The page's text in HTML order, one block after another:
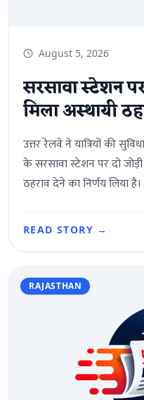
August 5, 2026
सरसावा स्टेशन
मिला अस्थायी
उत्तर रेलवे ने यात्रियों की
के सरसावा स्टेशन पर दो
ठहराव देने का निर्णय लिया
अमित सुदर्शन ने बताया कि
शाम 4:22 बजे पहुंचेगी और
श्रीगंगानगर–ऋषिकेश
पहुंचेगी तथा 11:40 बजे
ऋषिकेश–बाड़मेर एक्सप्रेस
बजे सरसावा पहुंचेगी और
बाड़मेर–ऋषिकेश एक्सप्रेस
बजे सरसावा पहुंचेगी तथा
READ STORY →
RAJASTHAN